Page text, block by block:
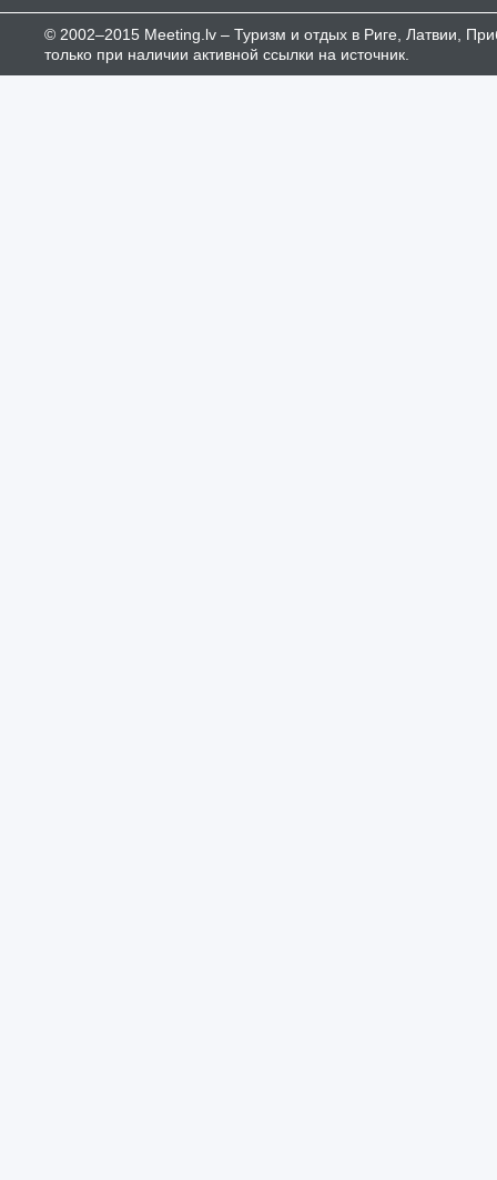
© 2002–2015 Meeting.lv – Туризм и отдых в Риге, Латвии,
только при наличии активной ссылки на источник.